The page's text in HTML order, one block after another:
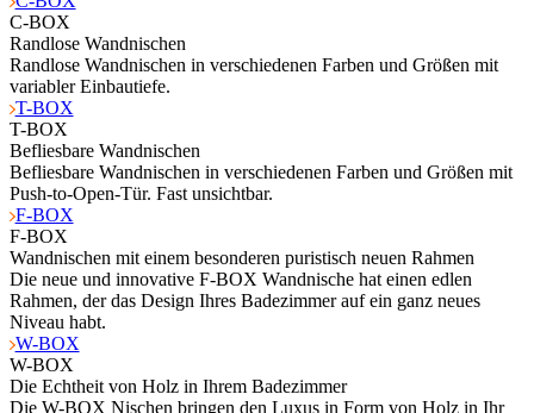
C-BOX
Randlose Wandnischen
Randlose Wandnischen in verschiedenen Farben und Größen mit
variabler Einbautiefe.
T-BOX
T-BOX
Befliesbare Wandnischen
Befliesbare Wandnischen in verschiedenen Farben und Größen mit
Push-to-Open-Tür. Fast unsichtbar.
F-BOX
F-BOX
Wandnischen mit einem besonderen puristisch neuen Rahmen
Die neue und innovative F-BOX Wandnische hat einen edlen
Rahmen, der das Design Ihres Badezimmer auf ein ganz neues
Niveau habt.
W-BOX
W-BOX
Die Echtheit von Holz in Ihrem Badezimmer
Die W-BOX Nischen bringen den Luxus in Form von Holz in Ihr